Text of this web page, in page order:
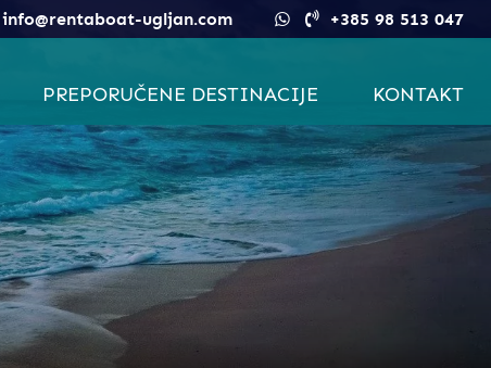
info@rentaboat-ugljan.com +385 98 513 047
PREPORUČENE DESTINACIJE
IŽ
DUGI OTOK
ZADAR
PAŠMAN
UGLJAN
KONTAKT